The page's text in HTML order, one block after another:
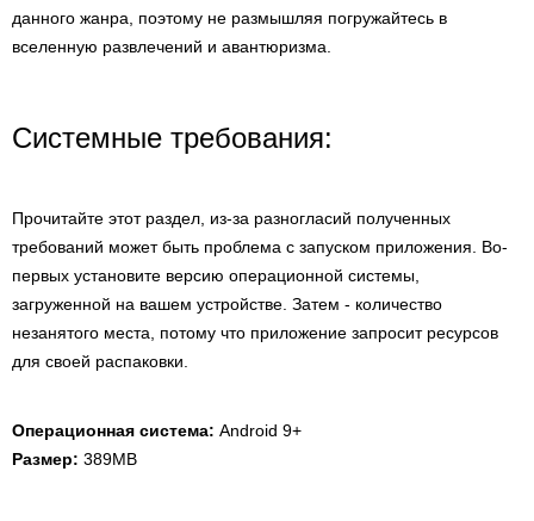
данного жанра, поэтому не размышляя погружайтесь в
вселенную развлечений и авантюризма.
Системные требования:
Прочитайте этот раздел, из-за разногласий полученных
требований может быть проблема с запуском приложения. Во-
первых установите версию операционной системы,
загруженной на вашем устройстве. Затем - количество
незанятого места, потому что приложение запросит ресурсов
для своей распаковки.
Операционная система: Android 9+
Размер: 389MB